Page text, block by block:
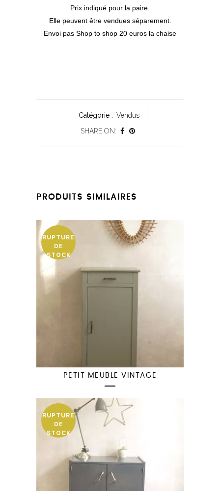
Prix indiqué pour la paire.
Elle peuvent être vendues séparement.
Envoi pas Shop to shop 20 euros la chaise
Catégorie : Vendus
SHARE ON:
PRODUITS SIMILAIRES
RUPTURE
DE
STOCK
PETIT MEUBLE VINTAGE
RUPTURE
DE
STOCK